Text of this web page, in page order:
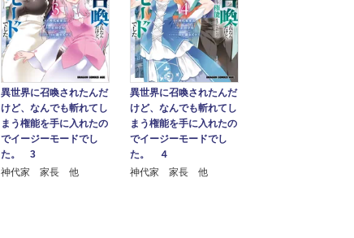
異世界に召喚されたんだ
けど、なんでも斬れてし
まう権能を手に入れたの
でイージーモードでし
た。 3
神代家 家長 他
異世界に召喚されたんだ
けど、なんでも斬れてし
まう権能を手に入れたの
でイージーモードでし
た。 ４
神代家 家長 他